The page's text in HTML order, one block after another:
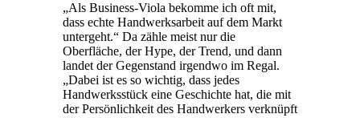
„Als Business-Viola bekomme ich oft mit,
dass echte Handwerksarbeit auf dem Markt
untergeht.“ Da zähle meist nur die
Oberfläche, der Hype, der Trend, und dann
landet der Gegenstand irgendwo im Regal.
„Dabei ist es so wichtig, dass jedes
Handwerksstück eine Geschichte hat, die mit
der Persönlichkeit des Handwerkers verknüpft